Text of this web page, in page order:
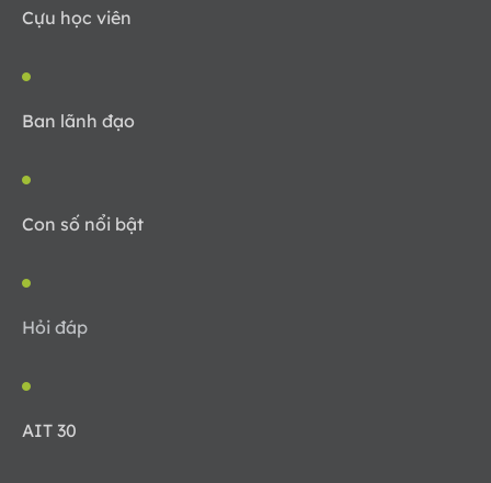
Cựu học viên
Ban lãnh đạo
Con số nổi bật
Hỏi đáp
AIT 30